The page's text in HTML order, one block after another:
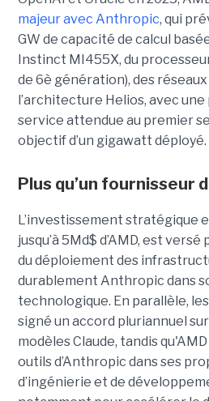
majeur avec Anthropic, qui
GW de capacité de calcul
Instinct MI455X, du
de 6è génération), des réseaux
l’architecture Helios, avec
service attendue au premier
objectif d’un gigawatt déployé.
Plus qu’un fournisseur
L’investissement stratégique
jusqu’à 5Md$ d’AMD, est
du déploiement des
durablement Anthropic dans
technologique. En parallèle,
signé un accord pluriannuel
modèles Claude, tandis
outils d’Anthropic dans ses
d’ingénierie et de